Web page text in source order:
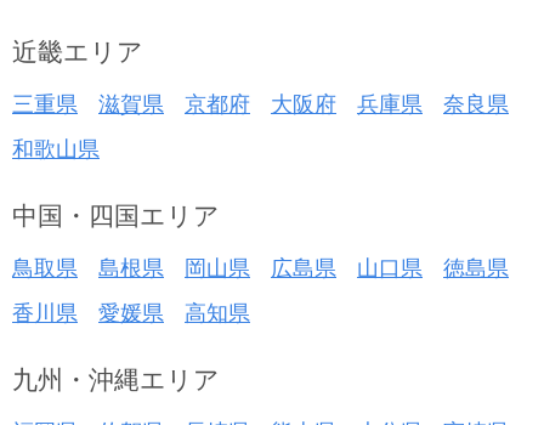
近畿エリア
三重県 滋賀県 京都府 大阪府 兵庫県
奈良県
和歌山県
中国・四国エリア
鳥取県 島根県 岡山県 広島県 山口県
徳島県
香川県
愛媛県 高知県
九州・沖縄エリア